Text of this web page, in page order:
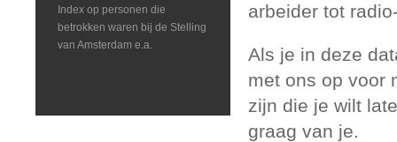
Index op personen die
betrokken waren bij de Stelling
van Amsterdam e.a.
arbeider tot
Als je in deze
met ons op voor
zijn die je wilt
graag van je.